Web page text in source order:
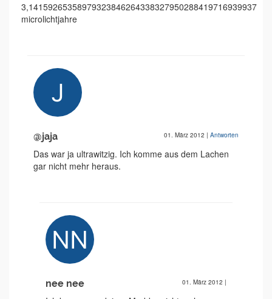
microlichtjahre
@jaja 01. März 2012 | Antworten
Das war ja ultrawitzig. Ich komme aus dem Lachen
gar nicht mehr heraus.
nee nee 01. März 2012 |